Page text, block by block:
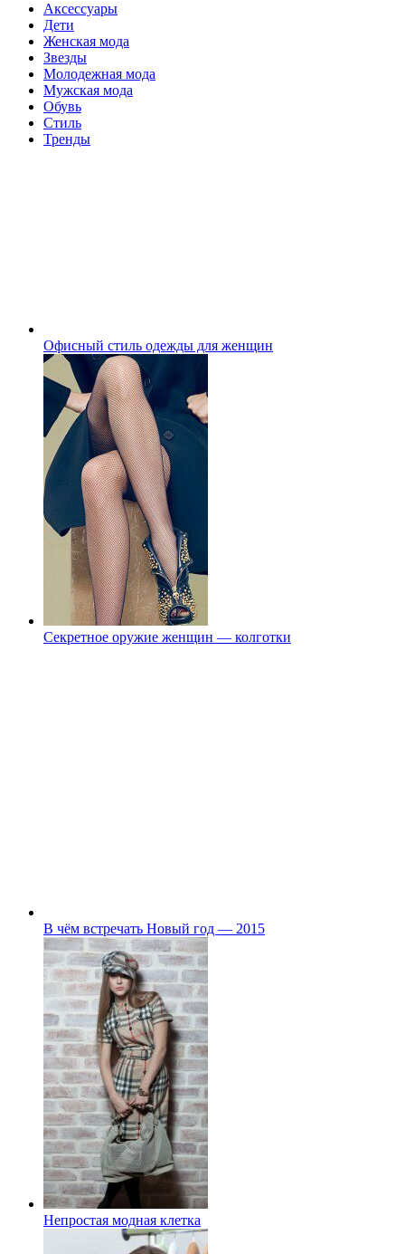
Аксессуары
Дети
Женская мода
Звезды
Молодежная мода
Мужская мода
Обувь
Стиль
Тренды
Офисный стиль одежды для женщин
Секретное оружие женщин — колготки
В чём встречать Новый год — 2015
Непростая модная клетка